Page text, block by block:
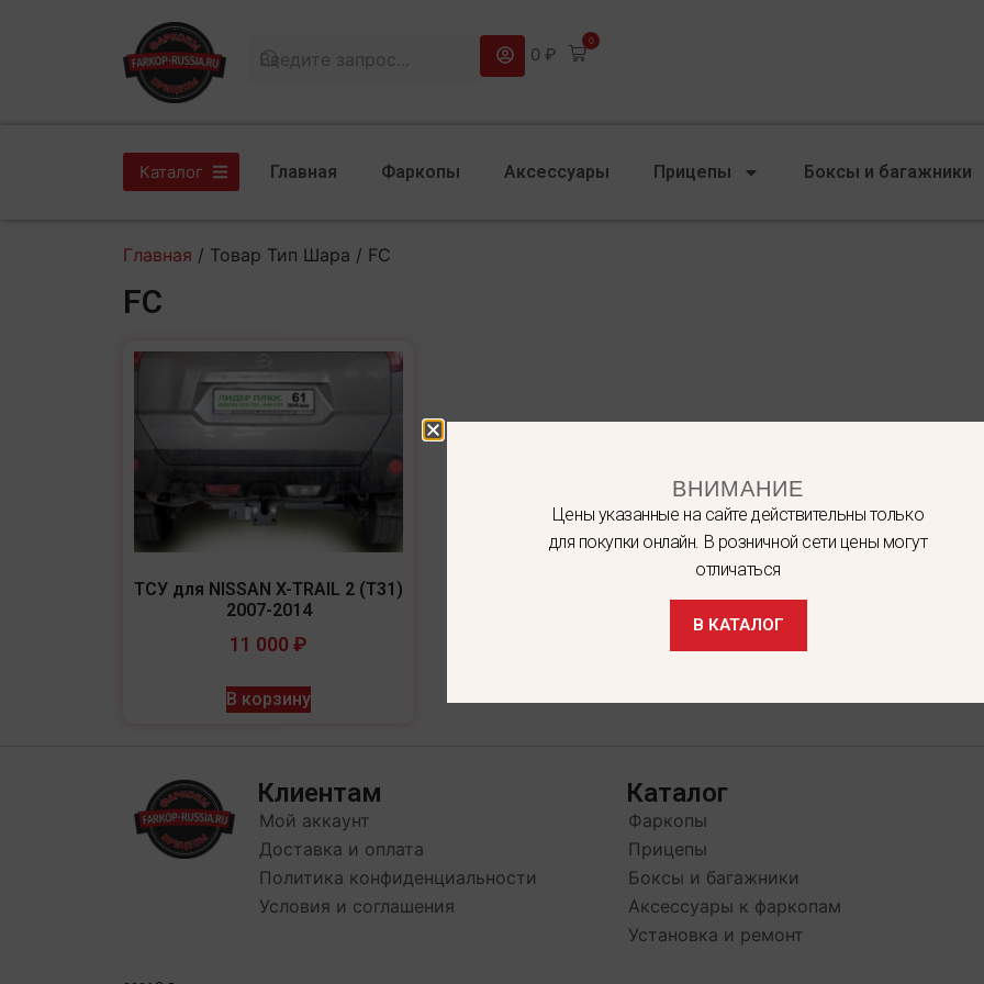
0 ₽
0
Каталог Главная Фаркопы Аксессуары Прицепы Боксы и багажники
Главная / Товар Тип Шара / FС
FС
ТСУ для NISSAN X-TRAIL 2 (T31)
2007-2014
11 000 ₽
В корзину
Клиентам
Мой аккаунт
Доставка и оплата
Политика конфиденциальности
Условия и соглашения
Каталог
Фаркопы
Прицепы
Боксы и багажники
Аксессуары к фаркопам
Установка и ремонт
ВНИМАНИЕ
Цены указанные на сайте действительны только
для покупки онлайн. В розничной сети цены могут
отличаться
В КАТАЛОГ